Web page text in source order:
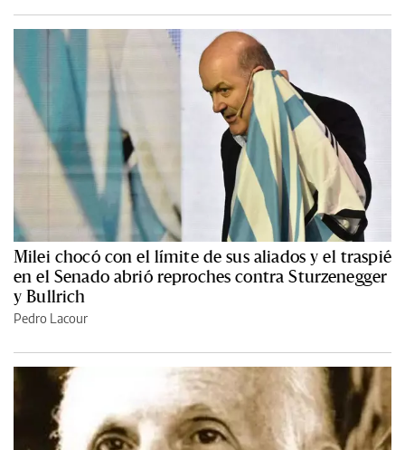
Milei chocó con el límite de sus aliados y el traspié
en el Senado abrió reproches contra Sturzenegger
y Bullrich
Pedro Lacour